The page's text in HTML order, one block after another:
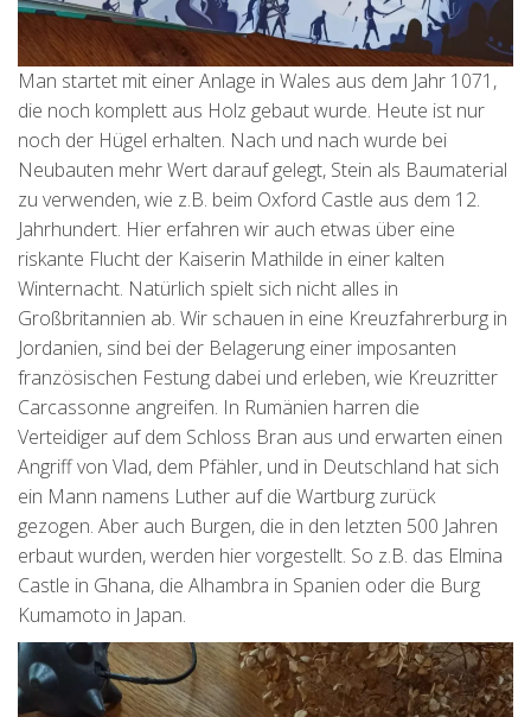
Man startet mit einer Anlage in Wales aus dem Jahr 1071,
die noch komplett aus Holz gebaut wurde. Heute ist nur
noch der Hügel erhalten. Nach und nach wurde bei
Neubauten mehr Wert darauf gelegt, Stein als Baumaterial
zu verwenden, wie z.B. beim Oxford Castle aus dem 12.
Jahrhundert. Hier erfahren wir auch etwas über eine
riskante Flucht der Kaiserin Mathilde in einer kalten
Winternacht. Natürlich spielt sich nicht alles in
Großbritannien ab. Wir schauen in eine Kreuzfahrerburg in
Jordanien, sind bei der Belagerung einer imposanten
französischen Festung dabei und erleben, wie Kreuzritter
Carcassonne angreifen. In Rumänien harren die
Verteidiger auf dem Schloss Bran aus und erwarten einen
Angriff von Vlad, dem Pfähler, und in Deutschland hat sich
ein Mann namens Luther auf die Wartburg zurück
gezogen. Aber auch Burgen, die in den letzten 500 Jahren
erbaut wurden, werden hier vorgestellt. So z.B. das Elmina
Castle in Ghana, die Alhambra in Spanien oder die Burg
Kumamoto in Japan.